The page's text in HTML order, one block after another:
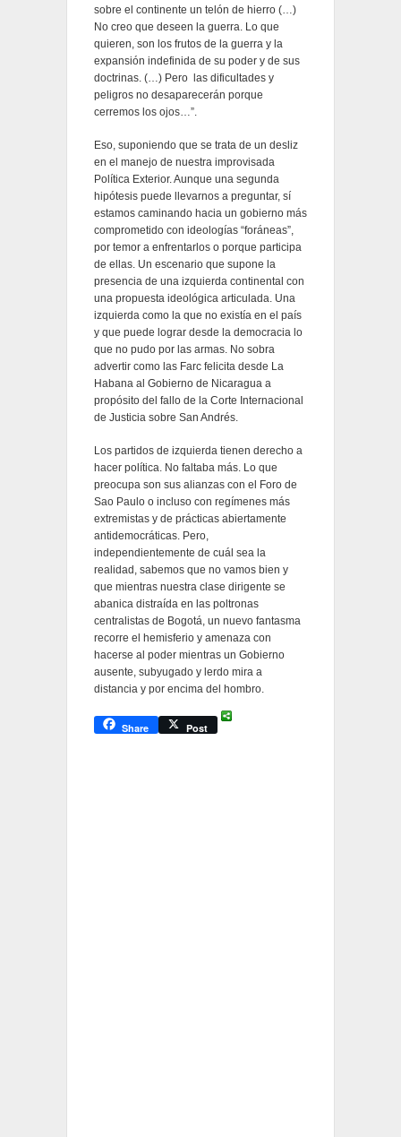
sobre el continente un telón de hierro (…)
No creo que deseen la guerra. Lo que
quieren, son los frutos de la guerra y la
expansión indefinida de su poder y de sus
doctrinas. (…) Pero las dificultades y
peligros no desaparecerán porque
cerremos los ojos…”.
Eso, suponiendo que se trata de un desliz
en el manejo de nuestra improvisada
Política Exterior. Aunque una segunda
hipótesis puede llevarnos a preguntar, sí
estamos caminando hacia un gobierno más
comprometido con ideologías “foráneas”,
por temor a enfrentarlos o porque participa
de ellas. Un escenario que supone la
presencia de una izquierda continental con
una propuesta ideológica articulada. Una
izquierda como la que no existía en el país
y que puede lograr desde la democracia lo
que no pudo por las armas. No sobra
advertir como las Farc felicita desde La
Habana al Gobierno de Nicaragua a
propósito del fallo de la Corte Internacional
de Justicia sobre San Andrés.
Los partidos de izquierda tienen derecho a
hacer política. No faltaba más. Lo que
preocupa son sus alianzas con el Foro de
Sao Paulo o incluso con regímenes más
extremistas y de prácticas abiertamente
antidemocráticas. Pero,
independientemente de cuál sea la
realidad, sabemos que no vamos bien y
que mientras nuestra clase dirigente se
abanica distraída en las poltronas
centralistas de Bogotá, un nuevo fantasma
recorre el hemisferio y amenaza con
hacerse al poder mientras un Gobierno
ausente, subyugado y lerdo mira a
distancia y por encima del hombro.
Share Post